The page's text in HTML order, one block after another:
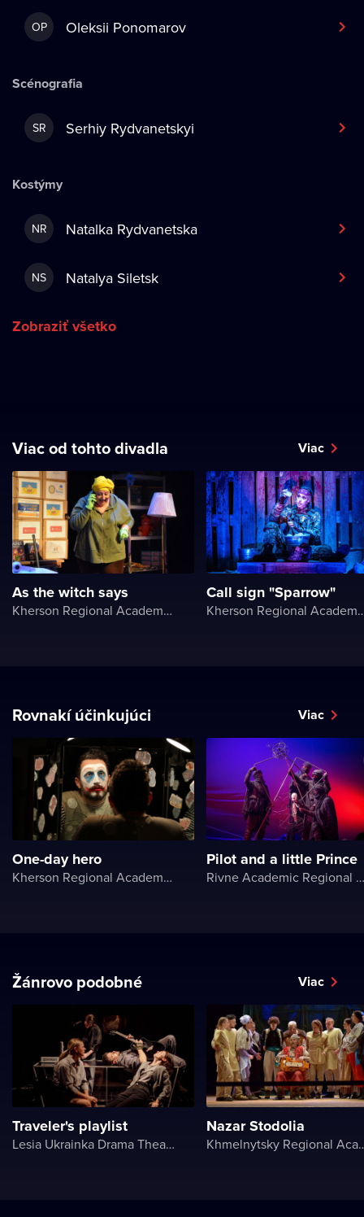
OP Oleksii Ponomarov
Scénografia
SR Serhiy Rydvanetskyi
Kostýmy
NR Natalka Rydvanetska
NS Natalya Siletsk
Zobraziť všetko
Viac od tohto divadla Viac
As the witch says
Kherson Regional Academic Music and Drama Theater named after Mykola Kulish
Call sign "Sparrow"
Kherson Regional Academic
Rovnakí účinkujúci Viac
One-day hero
Kherson Regional Academic Music and Drama Theater named after Mykola Kulish
Pilot and a little Prince
Rivne Academic Regional Puppet Theater
Žánrovo podobné Viac
Traveler's playlist
Lesia Ukrainka Drama Theater
Nazar Stodolia
Khmelnytsky